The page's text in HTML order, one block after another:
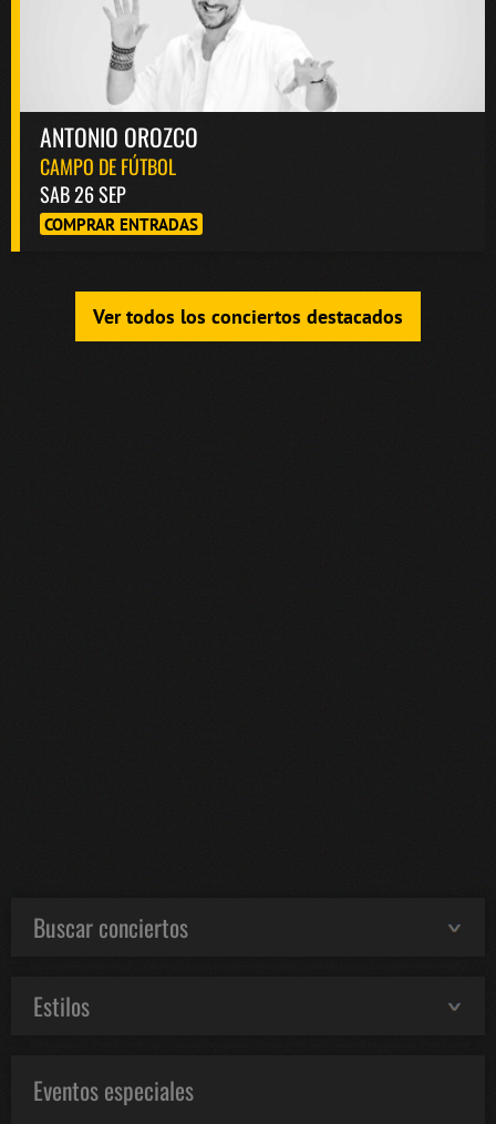
ANTONIO OROZCO
CAMPO DE FÚTBOL
SAB 26 SEP
COMPRAR ENTRADAS
Ver todos los conciertos destacados
Buscar conciertos
Estilos
Eventos especiales